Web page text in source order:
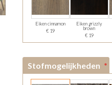
Eiken cinnamon
€ 19
Eiken grizzly
brown
€ 19
Stofmogelijkheden